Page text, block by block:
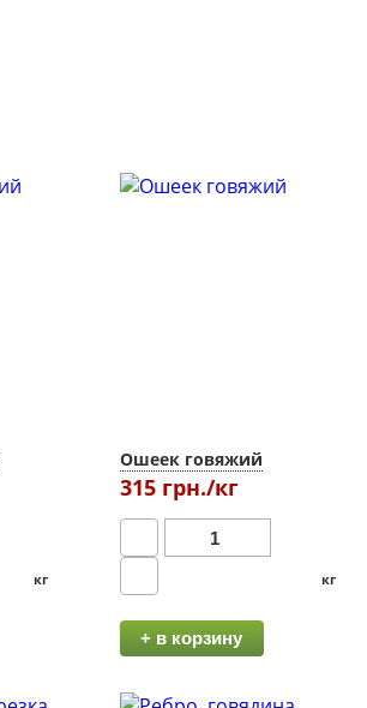
кг
Ошеек говяжий
315 грн./кг
кг